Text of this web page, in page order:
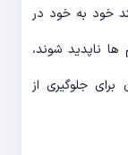
خود به خود در
ها ناپدید شوند،
جلوگیری از